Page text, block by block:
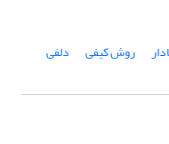
روش کیفی دلفی